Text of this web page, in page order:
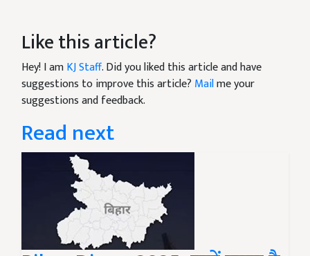
Like this article?
Hey! I amKJ Staff. Did you liked this article and have
suggestions to improve this article? Mailme your
suggestions and feedback.
Read next